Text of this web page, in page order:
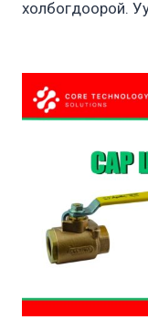
холбогдоорой.